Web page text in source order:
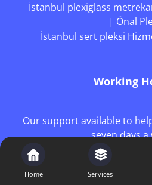
İstanbul plexiglass
| Önal
İstanbul sert pleksi
Working
Our support available to
seven days a
Monday to Friday
Home Services